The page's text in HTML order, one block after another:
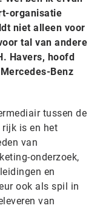
organisatie
niet alleen voor
tal van andere
Havers, hoofd
Benz
tussen de
rijk is en het
van
onderzoek,
en
ook als spil in
van